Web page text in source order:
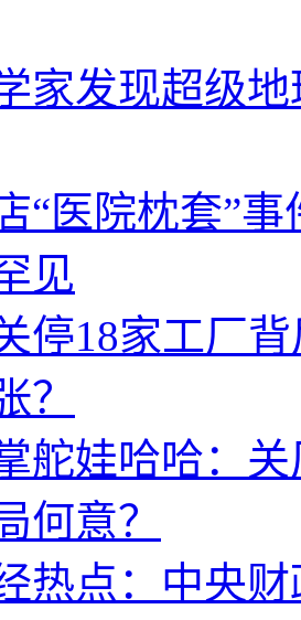
家发现超级
“医院枕套”
见
停18家工厂
？
舵娃哈哈：
何意？
热点：中央